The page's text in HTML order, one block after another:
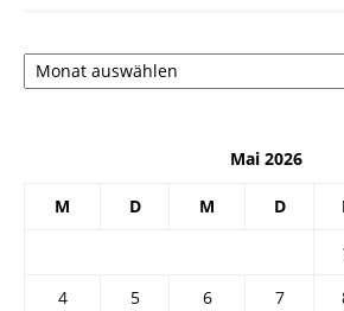
Архив
Mai 2026
M D M D
4
5 6 7